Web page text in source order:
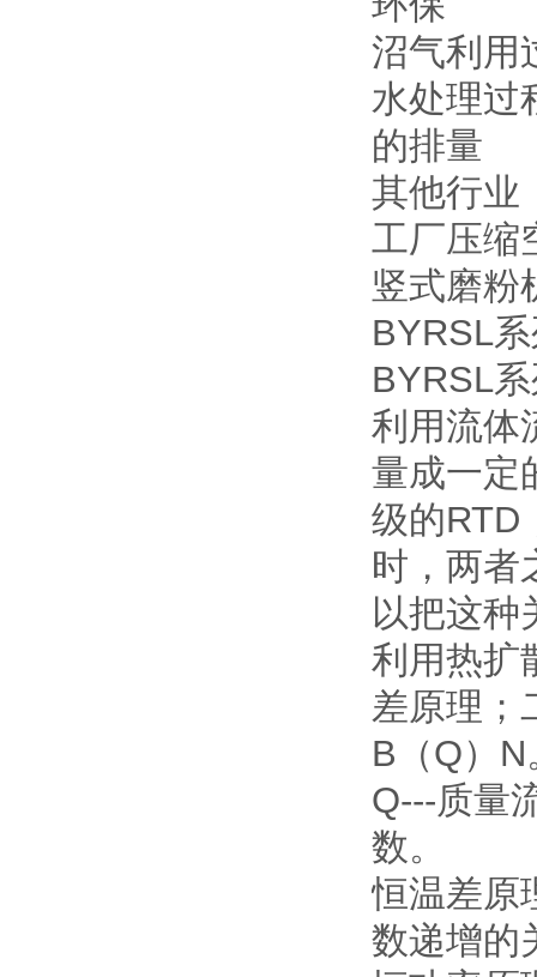
沼气利用
水处理过
的排量
其他行业
工厂压缩
竖式磨粉
BYRSL
BYRSL
利用流体
量成一定
级的RTD
时，两者
以把这种
利用热扩
差原理；
B（Q）
Q---质量
数。
恒温差原
数递增的